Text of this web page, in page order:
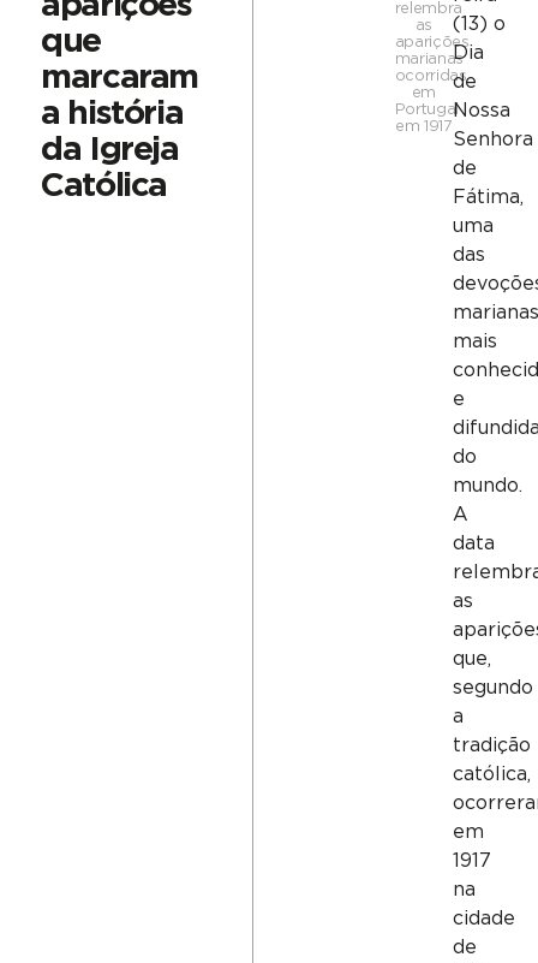
que
marcaram
a história
da Igreja
Católica
relembra
as
aparições
marianas
ocorridas
em
Portugal
em 1917
(13) o
Dia
de
Nossa
Senhora
de
Fátima,
uma
das
mais
e
do
mundo.
A
data
as
que,
segundo
a
tradição
católica,
em
1917
na
cidade
de